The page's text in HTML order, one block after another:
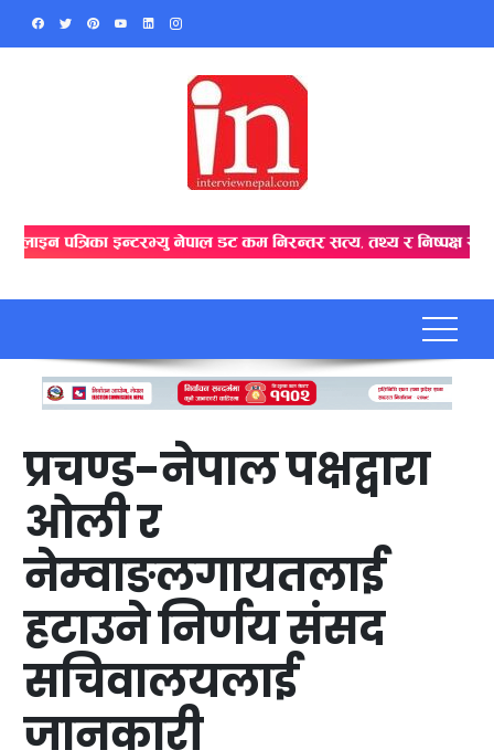
Skip
प्रचण्ड-नेपाल पक्षद्वारा
ओली र
नेम्वाङलगायतलाई
हटाउने निर्णय संसद
सचिवालयलाई
जानकारी